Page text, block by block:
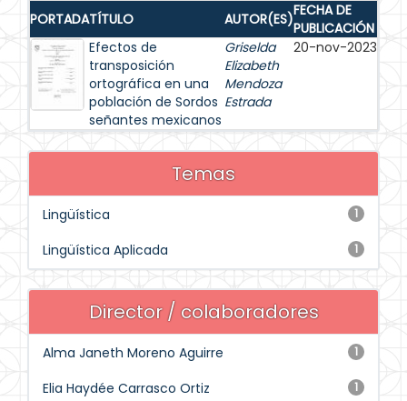
PORTADATÍTULO AUTOR(ES)FECHA DE
PUBLICACIÓN
Efectos de
transposición
ortográfica en una
población de Sordos
señantes mexicanos
Griselda
Elizabeth
Mendoza
Estrada
20-nov-2023
Temas
1
Lingüística
1
Lingüística Aplicada
Director / colaboradores
1
Alma Janeth Moreno Aguirre
1
Elia Haydée Carrasco Ortiz